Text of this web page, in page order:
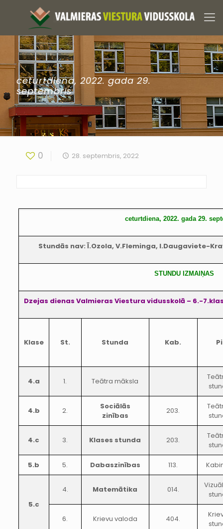
ceturtdiena, 2022. gada 29.
septembris
0 28. septembris, 2022
ceturtdiena, 2022. gada 29.
Stundās nav: Ī.Ozola, V.Fleminga, I.Daugaviete-
STUNDU IZMAIŅAS
Dzejas dienas Valmieras Viestura vidusskolā – 6.-
Klase St. Stunda Kab.
4.a 1. Teātra māksla
4.b 2.
Sociālās
zinības
203.
4.c 3. Klases stunda 203.
5.b 5. Dabaszinības 113.
5.c
4. Matemātika 014.
6. Krievu valoda 404.